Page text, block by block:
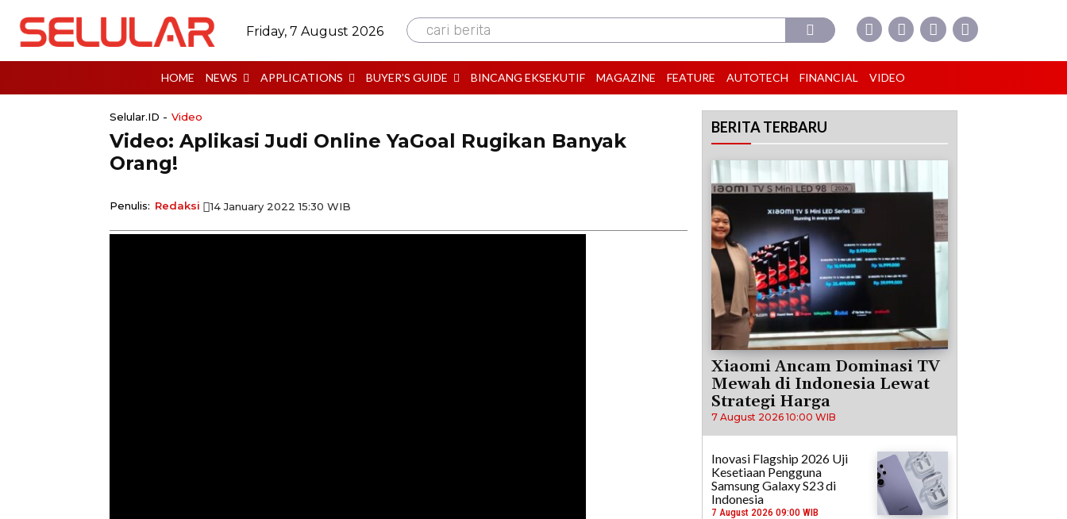
Friday, 7 August 2026 cari berita
HOME NEWS APPLICATIONS BUYER’S GUIDE BINCANG EKSEKUTIF MAGAZINE FEATURE AUTOTECH FINANCIAL VIDEO
Selular.ID - Video
Video: Aplikasi Judi Online YaGoal Rugikan Banyak
Orang!
Penulis: Redaksi 14 January 2022 15:30 WIB
BERITA TERBARU
Xiaomi Ancam Dominasi TV
Mewah di Indonesia Lewat
Strategi Harga
7 August 2026 10:00 WIB
Inovasi Flagship 2026 Uji
Kesetiaan Pengguna
Samsung Galaxy S23 di
Indonesia
7 August 2026 09:00 WIB